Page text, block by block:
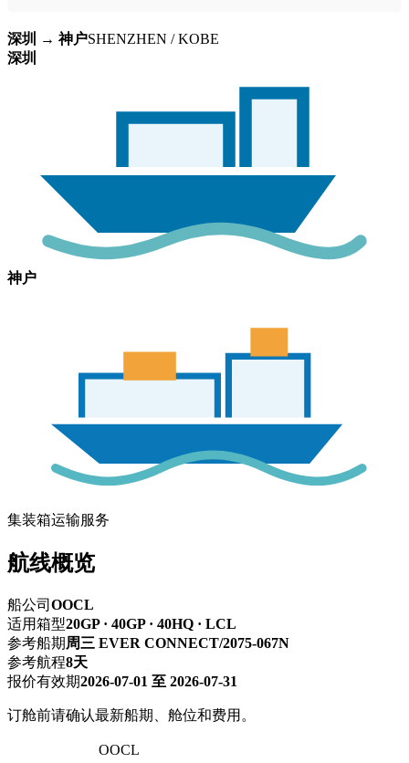
深圳 → 神户SHENZHEN / KOBE
深圳
神户
集装箱运输服务
航线概览
船公司 OOCL
适用箱型20GP · 40GP · 40HQ · LCL
参考船期 周三 EVER CONNECT/2075-067N
参考航程8天
报价有效期2026-07-01 至 2026-07-31
订舱前请确认最新船期、舱位和费用。
OOCL